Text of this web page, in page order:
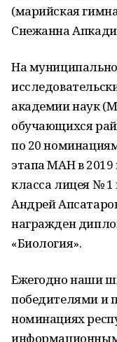
(марийская
Снежанна
На
академии наук
обучающихся
по 20
этапа МАН в
класса лицея №
Андрей
награжден
«Биология».
Ежегодно наши
победителями и
номинациях
информационным